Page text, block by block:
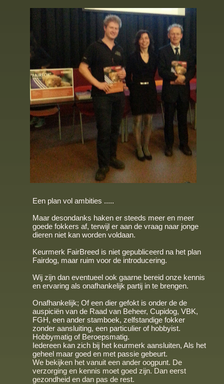
Een plan vol ambities .....
Maar desondanks haken er steeds meer en meer
goede fokkers af, terwijl er aan de vraag naar jonge
dieren niet kan worden voldaan.
Keurmerk FairBreed is niet gepubliceerd na het plan
Fairdog, maar ruim voor de introducering.
Wij zijn dan eventueel ook gaarne bereid onze kennis
en ervaring als onafhankelijk partij in te brengen.
Onafhankelijk; Of een dier gefokt is onder de de
auspiciën van de Raad van Beheer, Cupidog, VBK,
FGH, een ander stamboek, zelfstandige fokker
zonder aansluiting, een particulier of hobbyist.
Hobbymatig of Beroepsmatig.
Iedereen kan zich bij het keurmerk aansluiten, Als het
geheel maar goed en met passie gebeurt.
We bekijken het vanuit een ander oogpunt. De
verzorging en kennis moet goed zijn. Dan eerst
gezondheid en dan pas de rest.